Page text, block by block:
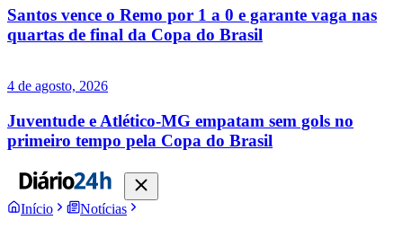
Santos vence o Remo por 1 a 0 e garante vaga nas
quartas de final da Copa do Brasil
4 de agosto, 2026
Juventude e Atlético-MG empatam sem gols no
primeiro tempo pela Copa do Brasil
Início
Notícias